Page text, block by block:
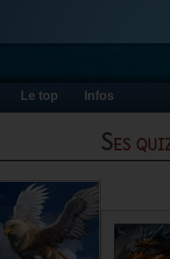
Le top Infos
Ses